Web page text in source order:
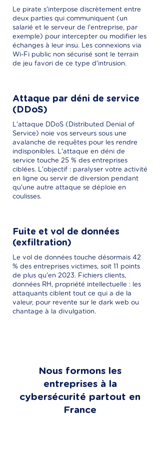
Le pirate s'interpose discrètement entre
deux parties qui communiquent (un
salarié et le serveur de l'entreprise, par
exemple) pour intercepter ou modifier les
échanges à leur insu. Les connexions via
Wi-Fi public non sécurisé sont le terrain
de jeu favori de ce type d'intrusion.
Attaque par déni de service
(DDoS)
L'attaque DDoS (Distributed Denial of
Service) noie vos serveurs sous une
avalanche de requêtes pour les rendre
indisponibles. L'attaque en déni de
service touche 25 % des entreprises
ciblées. L'objectif : paralyser votre activité
en ligne ou servir de diversion pendant
qu'une autre attaque se déploie en
coulisses.
Fuite et vol de données
(exfiltration)
Le vol de données touche désormais 42
% des entreprises victimes, soit 11 points
de plus qu'en 2023. Fichiers clients,
données RH, propriété intellectuelle : les
attaquants ciblent tout ce qui a de la
valeur, pour revente sur le dark web ou
chantage à la divulgation.
Nous formons les
entreprises à la
cybersécurité partout en
France